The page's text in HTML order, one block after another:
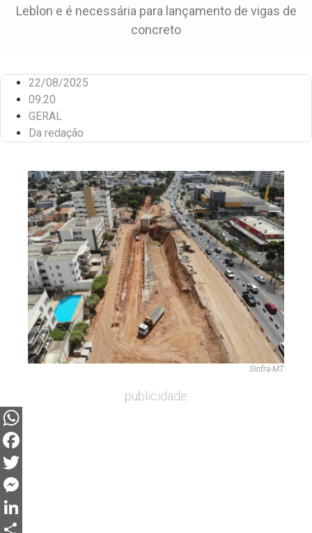
Leblon e é necessária para lançamento de vigas de
concreto
22/08/2025
09:20
GERAL
Da redação
Sinfra-MT
publicidade
WhatsApp
Facebook
Twitter
Messenger
LinkedIn